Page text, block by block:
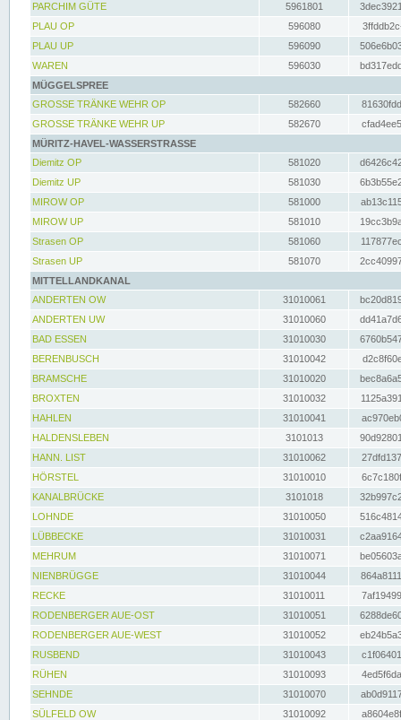
PARCHIM GÜTE
5961801
PLAU OP
596080
PLAU UP
596090
WAREN
596030
MÜGGELSPREE
GROSSE TRÄNKE WEHR OP
582660
GROSSE TRÄNKE WEHR UP
582670
MÜRITZ-HAVEL-WASSERSTRASSE
Diemitz OP
581020
Diemitz UP
581030
MIROW OP
581000
MIROW UP
581010
Strasen OP
581060
Strasen UP
581070
MITTELLANDKANAL
ANDERTEN OW
31010061
ANDERTEN UW
31010060
BAD ESSEN
31010030
BERENBUSCH
31010042
BRAMSCHE
31010020
BROXTEN
31010032
HAHLEN
31010041
HALDENSLEBEN
3101013
HANN. LIST
31010062
HÖRSTEL
31010010
KANALBRÜCKE
3101018
LOHNDE
31010050
LÜBBECKE
31010031
MEHRUM
31010071
NIENBRÜGGE
31010044
RECKE
31010011
RODENBERGER AUE-OST
31010051
RODENBERGER AUE-WEST
31010052
RUSBEND
31010043
RÜHEN
31010093
SEHNDE
31010070
SÜLFELD OW
31010092